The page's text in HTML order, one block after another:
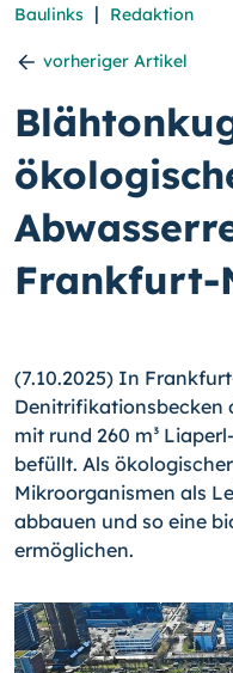
Baulinks | Redaktion
vorheriger Artikel
Frankfurt-
(7.10.2025) In
Denitrifikationsbecken
mit rund 260 m³
befüllt. Als
Mikroorganismen als
abbauen und so eine
ermöglichen.